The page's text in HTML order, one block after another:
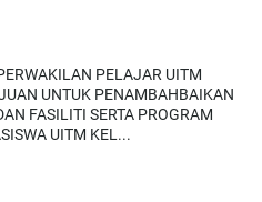
PELAJAR UITM
UNTUK PENAMBAHBAIKAN
FASILITI SERTA PROGRAM
UITM KEL...